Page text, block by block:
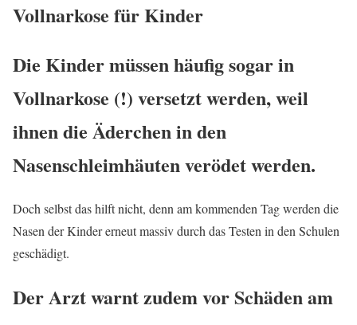
Vollnarkose für Kinder
Die Kinder müssen häufig sogar in
Vollnarkose (!) versetzt werden, weil
ihnen die Äderchen in den
Nasenschleimhäuten verödet werden.
Doch selbst das hilft nicht, denn am kommenden Tag werden die
Nasen der Kinder erneut massiv durch das Testen in den Schulen
geschädigt.
Der Arzt warnt zudem vor Schäden am